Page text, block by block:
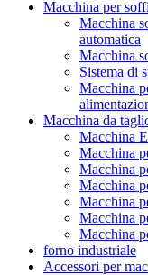
Macchina per
Macchina
automatica
Macchina
Sistema di
Macchina
Macchina da
Macchina
Macchina
Macchina
Macchina
Macchina
Macchina
Macchina
forno industriale
Accessori per